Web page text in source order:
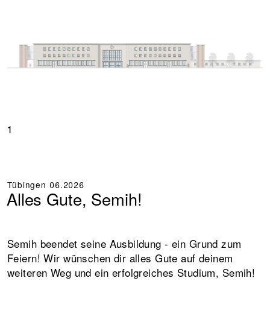
1
Tübingen 06.2026
Alles Gute, Semih!
Semih beendet seine Ausbildung - ein Grund zum
Feiern! Wir wünschen dir alles Gute auf deinem
weiteren Weg und ein erfolgreiches Studium, Semih!